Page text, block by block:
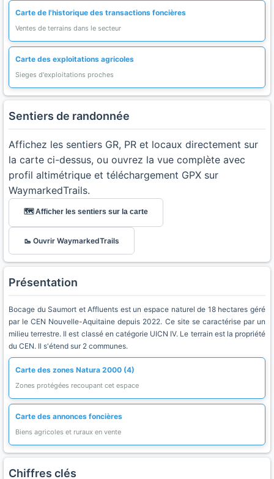
Carte de l'historique des transactions foncières
Ventes de terrains dans le secteur
Carte des exploitations agricoles
Sieges d'exploitations proches
Sentiers de randonnée
Affichez les sentiers GR, PR et locaux directement sur
la carte ci-dessus, ou ouvrez la vue complète avec
profil altimétrique et téléchargement GPX sur
WaymarkedTrails.
🗺️ Afficher les sentiers sur la carte
🥾 Ouvrir WaymarkedTrails
Présentation
Bocage du Saumort et Affluents est un espace naturel de 18 hectares géré
par le CEN Nouvelle-Aquitaine depuis 2022. Ce site se caractérise par un
milieu terrestre. Il est classé en catégorie UICN IV. Le terrain est la propriété
du CEN. Il s'étend sur 2 communes.
Carte des zones Natura 2000 (4)
Zones protégées recoupant cet espace
Carte des annonces foncières
Biens agricoles et ruraux en vente
Chiffres clés